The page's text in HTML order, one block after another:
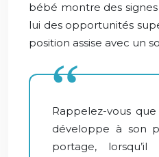
bébé montre des
lui des opportunités
position assise avec un
Rappelez-vous
développe à son
portage,